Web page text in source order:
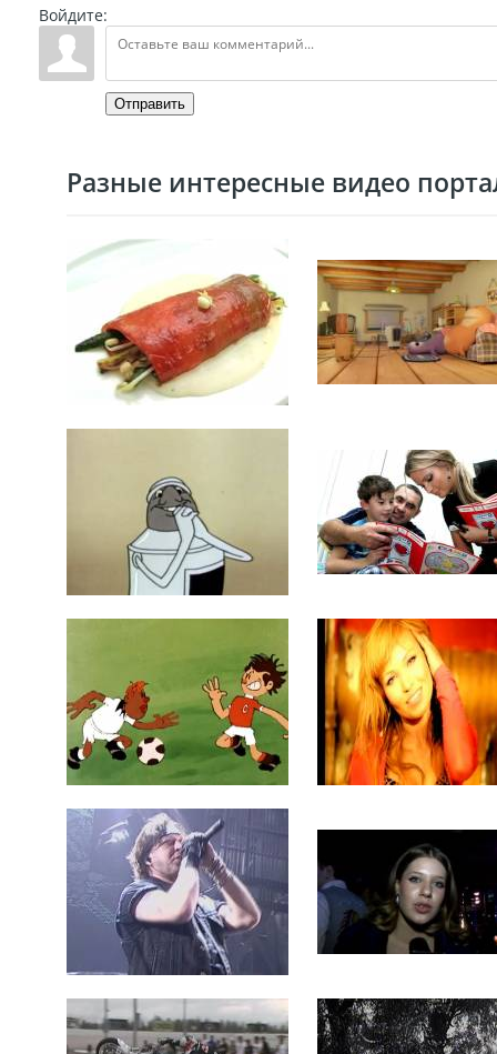
Войдите:
Отправить
Разные интересные видео